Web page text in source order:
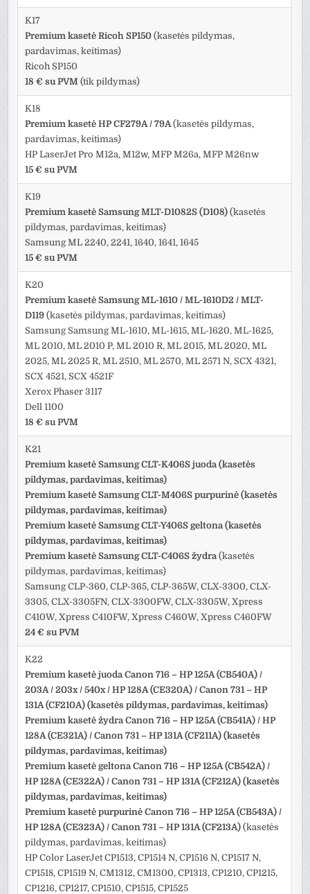
K17
Premium kasetė Ricoh SP150 (kasetės pildymas,
pardavimas, keitimas)
Ricoh SP150
18 € su PVM (tik pildymas)
K18
Premium kasetė HP CF279A / 79A(kasetės pildymas,
pardavimas, keitimas)
HP LaserJet Pro M12a, M12w, MFP M26a, MFP M26nw
15 € su PVM
K19
Premium kasetė Samsung MLT-D1082S (D108) (kasetės
pildymas, pardavimas, keitimas)
Samsung ML 2240, 2241, 1640, 1641, 1645
15 € su PVM
K20
Premium kasetė Samsung ML-1610 / ML-1610D2 / MLT-
D119 (kasetės pildymas, pardavimas, keitimas)
Samsung Samsung ML-1610, ML-1615, ML-1620, ML-1625,
ML 2010, ML 2010 P, ML 2010 R, ML 2015, ML 2020, ML
2025, ML 2025 R, ML 2510, ML 2570, ML 2571 N, SCX 4321,
SCX 4521, SCX 4521F
Xerox Phaser 3117
Dell 1100
18 € su PVM
K21
Premium kasetė Samsung CLT-K406S juoda (kasetės
pildymas, pardavimas, keitimas)
Premium kasetė Samsung CLT-M406S purpurinė (kasetės
pildymas, pardavimas, keitimas)
Premium kasetė Samsung CLT-Y406S geltona (kasetės
pildymas, pardavimas, keitimas)
Premium kasetė Samsung CLT-C406S žydra(kasetės
pildymas, pardavimas, keitimas)
Samsung CLP-360, CLP-365, CLP-365W, CLX-3300, CLX-
3305, CLX-3305FN, CLX-3300FW, CLX-3305W, Xpress
C410W, Xpress C410FW, Xpress C460W, Xpress C460FW
24 € su PVM
K22
Premium kasetė juoda Canon 716 – HP 125A (CB540A) /
203A / 203x / 540x / HP 128A (CE320A) / Canon 731 – HP
131A (CF210A) (kasetės pildymas, pardavimas, keitimas)
Premium kasetė žydra Canon 716 – HP 125A (CB541A) / HP
128A (CE321A) / Canon 731 – HP 131A (CF211A) (kasetės
pildymas, pardavimas, keitimas)
Premium kasetė geltona Canon 716 – HP 125A (CB542A) /
HP 128A (CE322A) / Canon 731 – HP 131A (CF212A) (kasetės
pildymas, pardavimas, keitimas)
Premium kasetė purpurinė Canon 716 – HP 125A (CB543A) /
HP 128A (CE323A) / Canon 731 – HP 131A (CF213A) (kasetės
pildymas, pardavimas, keitimas)
HP Color LaserJet CP1513, CP1514 N, CP1516 N, CP1517 N,
CP1518, CP1519 N, CM1312, CM1300, CP1313, CP1210, CP1215,
CP1216, CP1217, CP1510, CP1515, CP1525